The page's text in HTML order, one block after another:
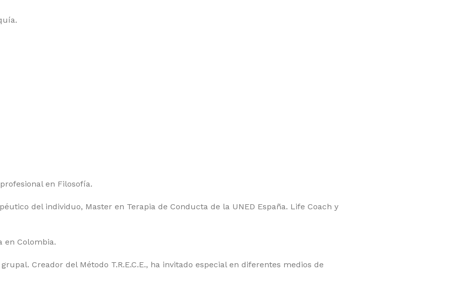
en Filosofía.
del individuo, Master en Terapia de Conducta de la UNED España. Life Coach y
en Colombia.
Creador del Método T.R.E.C.E., ha invitado especial en diferentes medios de